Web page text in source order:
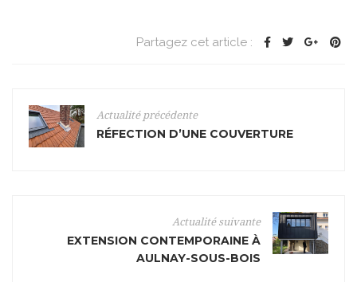
Partagez cet article :
Actualité précédente
RÉFECTION D’UNE COUVERTURE
Actualité suivante
EXTENSION CONTEMPORAINE À
AULNAY-SOUS-BOIS